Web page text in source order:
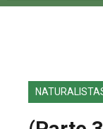
EDIÇÕES